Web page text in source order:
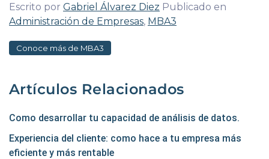
Escrito por Gabriel Álvarez Diez Publicado en
Administración de Empresas, MBA3
Conoce más de MBA3
Artículos Relacionados
Como desarrollar tu capacidad de análisis de datos.
Experiencia del cliente: como hace a tu empresa más
eficiente y más rentable